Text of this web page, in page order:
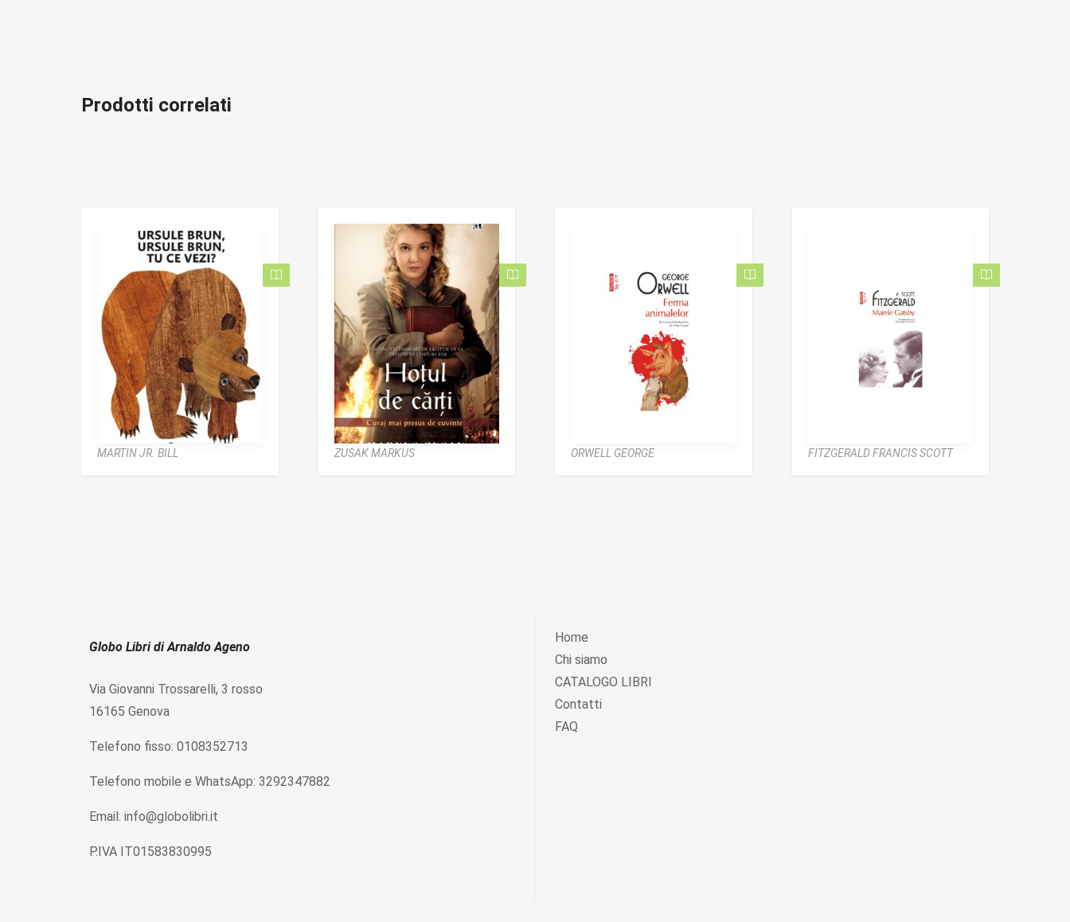
Prodotti correlati
MARTIN JR. BILL ZUSAK MARKUS ORWELL GEORGE FITZGERALD FRANCIS SCOTT
Globo Libri di Arnaldo Ageno
Via Giovanni Trossarelli, 3 rosso
16165 Genova
Telefono fisso: 0108352713
Telefono mobile e WhatsApp: 3292347882
Email: info@globolibri.it
P.IVA IT01583830995
Home
Chi siamo
CATALOGO LIBRI
Contatti
FAQ